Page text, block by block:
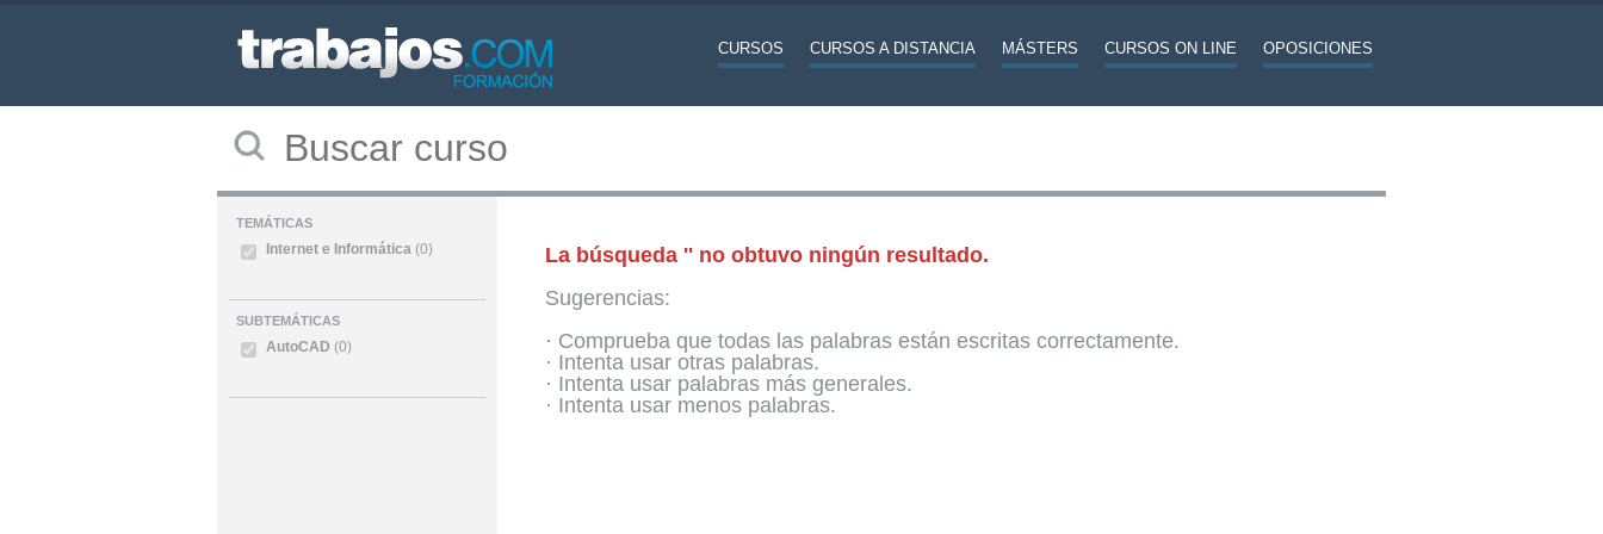
CURSOS CURSOS A DISTANCIA MÁSTERS CURSOS ON LINE OPOSICIONES
TEMÁTICAS
Internet e Informática (0)
SUBTEMÁTICAS
AutoCAD (0)
La búsqueda '' no obtuvo ningún resultado.
Sugerencias:
· Comprueba que todas las palabras están escritas correctamente.
· Intenta usar otras palabras.
· Intenta usar palabras más generales.
· Intenta usar menos palabras.